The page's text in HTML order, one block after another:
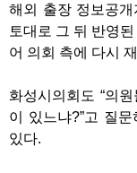
해외 출장 정보공
토대로 그 뒤 반영
어 의회 측에 다시
화성시의회도 “의원
이 있느냐?”고 질문
있다.